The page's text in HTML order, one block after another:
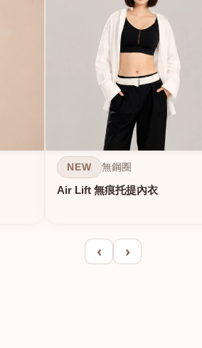
NEW 無鋼圈
Air Lift 無痕托提內衣
‹ ›